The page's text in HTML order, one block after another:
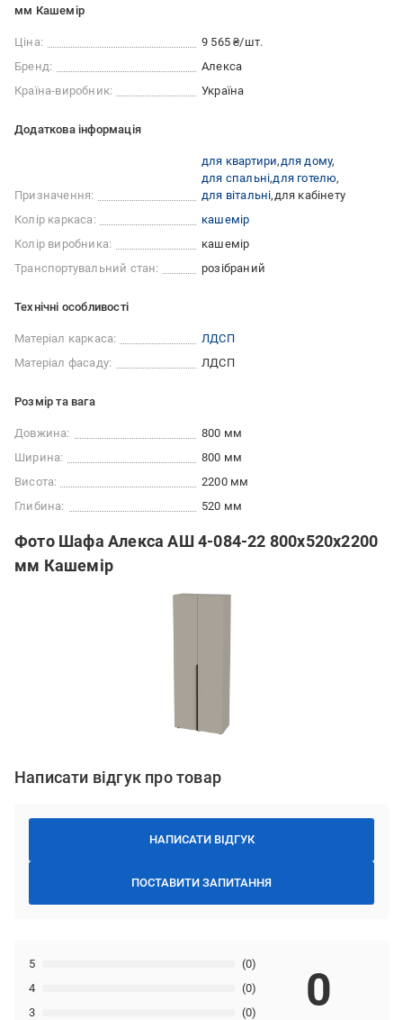
мм Кашемір
Ціна:
9 565 ₴/шт.
Бренд:
Алекса
Країна-виробник:
Україна
Додаткова інформація
Призначення:
для квартири для дому
для спальні для готелю
для вітальні для кабінету
Колір каркаса:
кашемір
Колір виробника:
кашемір
Транспортувальний стан:
розібраний
Технічні особливості
Матеріал каркаса:
ЛДСП
Матеріал фасаду:
ЛДСП
Розмір та вага
Довжина:
800 мм
Ширина:
800 мм
Висота:
2200 мм
Глибина:
520 мм
Фото Шафа Алекса АШ 4-084-22 800х520х2200
мм Кашемір
Написати відгук про товар
НАПИСАТИ ВІДГУК
ПОСТАВИТИ ЗАПИТАННЯ
3 (0)
4 (0)
5 (0)
0